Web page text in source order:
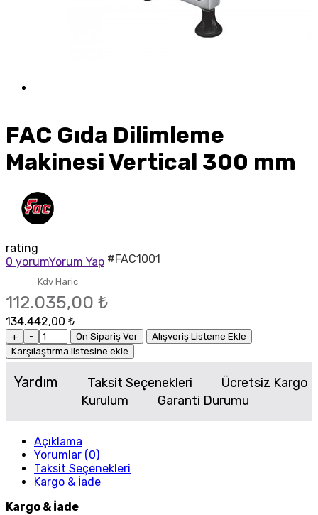
FAC Gıda Dilimleme
Makinesi Vertical 300 mm
rating
0 yorumYorum Yap #FAC1001
Kdv Haric
112.035,00 ₺
134.442,00 ₺
+ - Ön Sipariş Ver
Alışveriş Listeme Ekle
Karşılaştırma listesine ekle
Yardım Taksit Seçenekleri
Ücretsiz Kargo
Kurulum
Garanti Durumu
Açıklama
Yorumlar (0)
Taksit Seçenekleri
Kargo & İade
Kargo & İade